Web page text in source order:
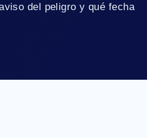
del peligro y qué fecha